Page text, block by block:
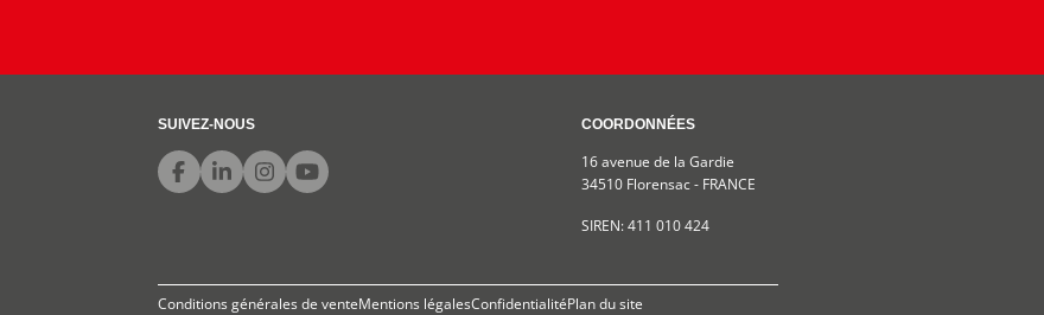
SUIVEZ-NOUS COORDONNÉES
16 avenue de la Gardie
34510 Florensac - FRANCE
SIREN: 411 010 424
Conditions générales de venteMentions légalesConfidentialitéPlan du site